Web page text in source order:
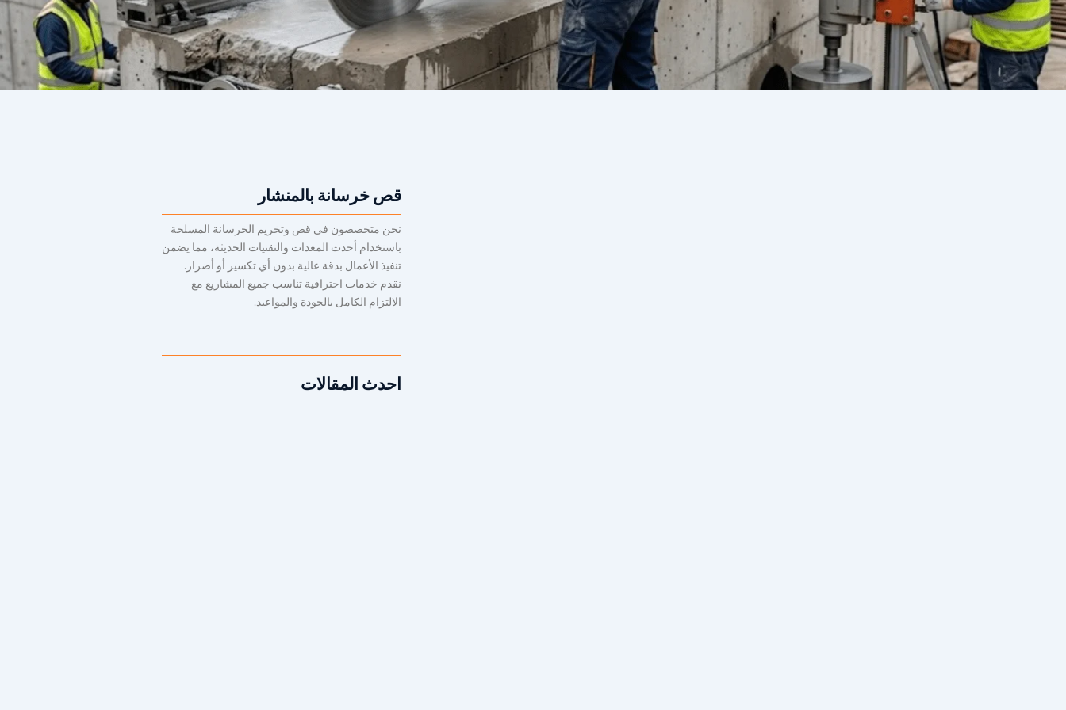
قص خرسانة بالمنشار
نحن متخصصون في قص وتخريم الخرسانة المسلحة
باستخدام أحدث المعدات والتقنيات الحديثة، مما يضمن
تنفيذ الأعمال بدقة عالية بدون أي تكسير أو أضرار.
نقدم خدمات احترافية تناسب جميع المشاريع مع
الالتزام الكامل بالجودة والمواعيد.
احدث المقالات